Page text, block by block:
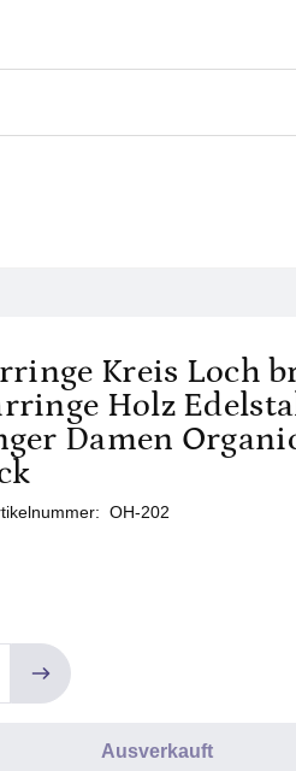
Kreis Loch
Holz
Damen
OH-202
Ausverkauft